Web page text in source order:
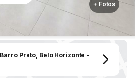
+ Fotos
Barro Preto, Belo Horizonte -